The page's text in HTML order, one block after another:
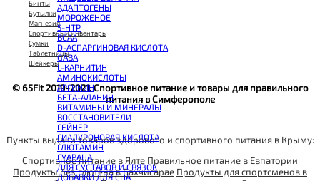
АДАПТОГЕНЫ
МОРОЖЕНОЕ
5-HTP
BCAA
D-АСПАРГИНОВАЯ КИСЛОТА
GABA
L-КАРНИТИН
АМИНОКИСЛОТЫ
АРГИНИН
БЕТА-АЛАНИН
ВИТАМИНЫ И МИНЕРАЛЫ
ВОССТАНОВИТЕЛИ
ГЕЙНЕР
ГИАЛУРОНОВАЯ КИСЛОТА
ГЛЮТАМИН
ГУАРАНА
ДЛЯ СУСТАВОВ И СВЯЗОК
ДОБАВКИ ДЛЯ СНА
Бинты
Бутылки
Магнезия
Спортивный инвентарь
Сумки
Таблетницы
Шейкеры
© 65Fit 2019-2021. Спортивное питание и товары для правильного
питания в Симферополе
Пункты выдачи товаров здорового и спортивного питания в Крыму:
Спортивное питание в Ялте Правильное питание в Евпатории
Продукты без глютена в Бахчисарае Продукты для спортсменов в